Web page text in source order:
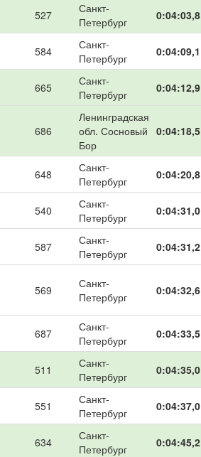
527
Санкт-
Петербург
0:04:03,8
584
Санкт-
Петербург
0:04:09,1
665
Санкт-
Петербург
0:04:12,9
686
Ленинградская
обл. Сосновый
Бор
0:04:18,5
648
Санкт-
Петербург
0:04:20,8
540
Санкт-
Петербург
0:04:31,0
587
Санкт-
Петербург
0:04:31,2
569
Санкт-
Петербург
0:04:32,6
687
Санкт-
Петербург
0:04:33,5
511
Санкт-
Петербург
0:04:35,0
551
Санкт-
Петербург
0:04:37,0
634
Санкт-
Петербург
0:04:45,2